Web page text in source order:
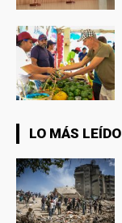
LO MÁS LEÍDO